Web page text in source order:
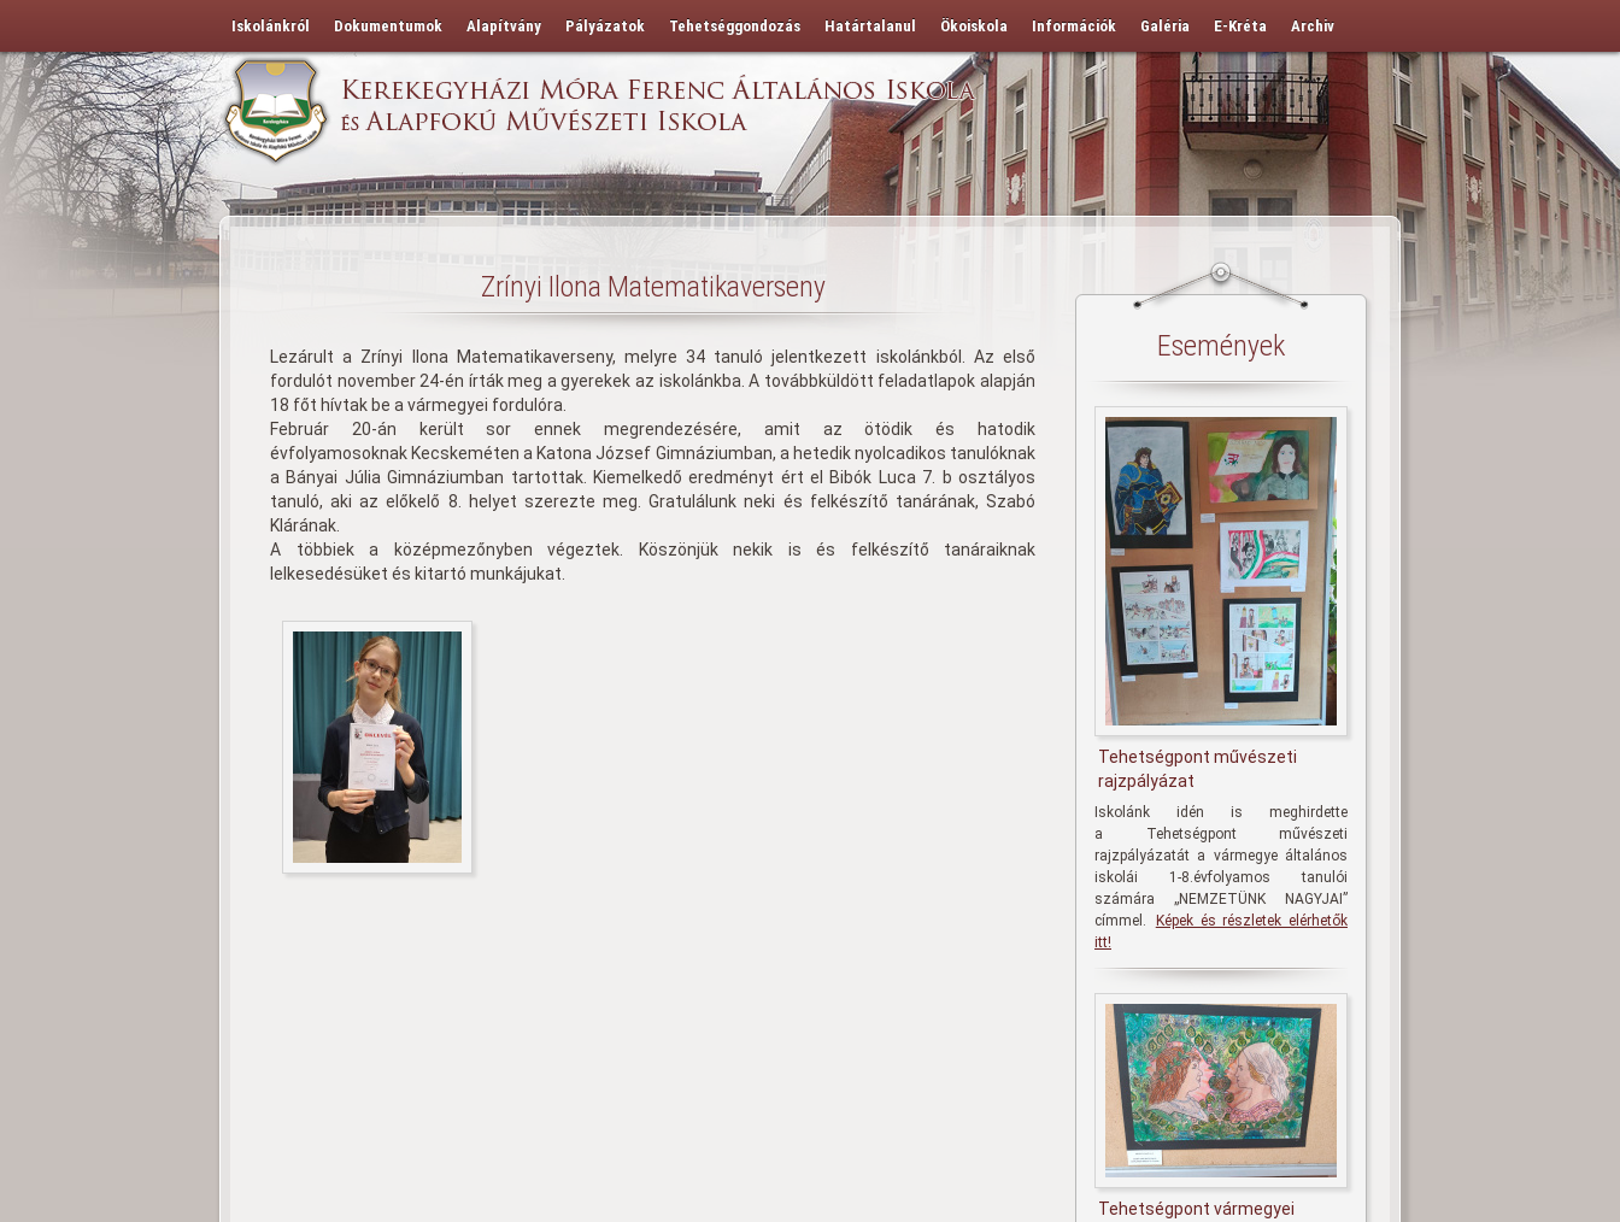
Iskolánkról Dokumentumok Alapítvány Pályázatok Tehetséggondozás Határtalanul Ökoiskola Információk Galéria E-Kréta Archiv
Zrínyi Ilona Matematikaverseny
Lezárult a Zrínyi Ilona Matematikaverseny, melyre 34 tanuló jelentkezett iskolánkból. Az első
fordulót november 24-én írták meg a gyerekek az iskolánkba. A továbbküldött feladatlapok alapján
18 főt hívtak be a vármegyei fordulóra.
Február 20-án került sor ennek megrendezésére, amit az ötödik és hatodik
évfolyamosoknak Kecskeméten a Katona József Gimnáziumban, a hetedik nyolcadikos tanulóknak
a Bányai Júlia Gimnáziumban tartottak. Kiemelkedő eredményt ért el Bibók Luca 7. b osztályos
tanuló, aki az előkelő 8. helyet szerezte meg. Gratulálunk neki és felkészítő tanárának, Szabó
Klárának.
A többiek a középmezőnyben végeztek. Köszönjük nekik is és felkészítő tanáraiknak
lelkesedésüket és kitartó munkájukat.
Események
Tehetségpont művészeti
rajzpályázat
Iskolánk idén is meghirdette
a
Tehetségpont művészeti
rajzpályázatát a vármegye általános
iskolái 1-8.évfolyamos tanulói
számára „NEMZETÜNK NAGYJAI ”
címmel.
Képek és részletek elérhetők
itt!
Tehetségpont vármegyei